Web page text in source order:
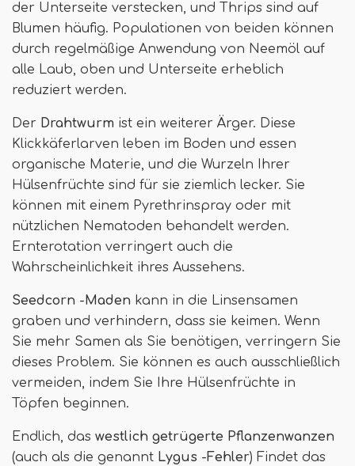
der Unterseite verstecken, und Thrips sind auf
Blumen häufig. Populationen von beiden können
durch regelmäßige Anwendung von Neemöl auf
alle Laub, oben und Unterseite erheblich
reduziert werden.
Der Drahtwurm ist ein weiterer Ärger. Diese
Klickkäferlarven leben im Boden und essen
organische Materie, und die Wurzeln Ihrer
Hülsenfrüchte sind für sie ziemlich lecker. Sie
können mit einem Pyrethrinspray oder mit
nützlichen Nematoden behandelt werden.
Ernterotation verringert auch die
Wahrscheinlichkeit ihres Aussehens.
Seedcorn -Maden kann in die Linsensamen
graben und verhindern, dass sie keimen. Wenn
Sie mehr Samen als Sie benötigen, verringern Sie
dieses Problem. Sie können es auch ausschließlich
vermeiden, indem Sie Ihre Hülsenfrüchte in
Töpfen beginnen.
Endlich, das westlich getrügerte Pflanzenwanzen
(auch als die genannt Lygus -Fehler) Findet das